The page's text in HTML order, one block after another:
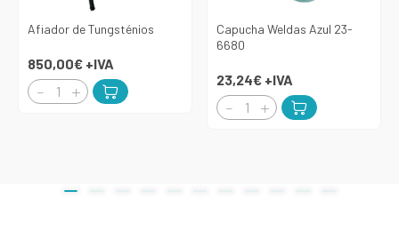
Afiador de Tungsténios
850,00€ +IVA
Capucha Weldas Azul 23-
6680
23,24€ +IVA